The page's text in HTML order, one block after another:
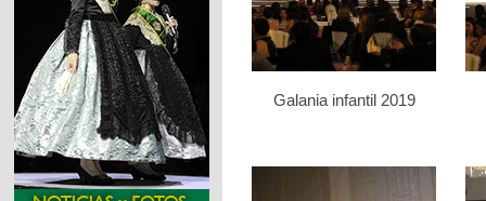
Galania infantil 2019